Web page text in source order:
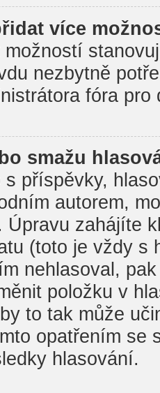
více
nezbytně
fóra pro
smažu
příspěvky,
autorem,
Úpravu zahájíte
(toto je vždy s
nehlasoval,
položku v
to tak může
opatřením se
hlasování.